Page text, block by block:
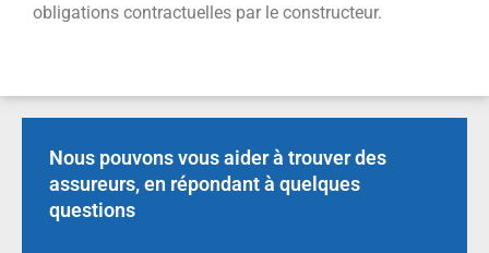
obligations contractuelles par le constructeur.
Nous pouvons vous aider à trouver des
assureurs, en répondant à quelques
questions